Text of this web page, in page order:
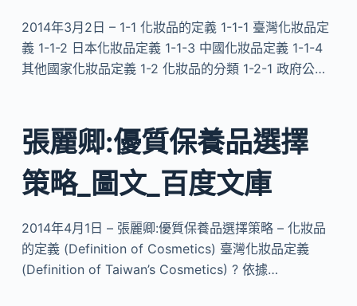
2014年3月2日 – 1-1 化妝品的定義 1-1-1 臺灣化妝品定
義 1-1-2 日本化妝品定義 1-1-3 中國化妝品定義 1-1-4
其他國家化妝品定義 1-2 化妝品的分類 1-2-1 政府公…
張麗卿:優質保養品選擇
策略_圖文_百度文庫
2014年4月1日 – 張麗卿:優質保養品選擇策略 – 化妝品
的定義 (Definition of Cosmetics) 臺灣化妝品定義
(Definition of Taiwan’s Cosmetics) ? 依據…